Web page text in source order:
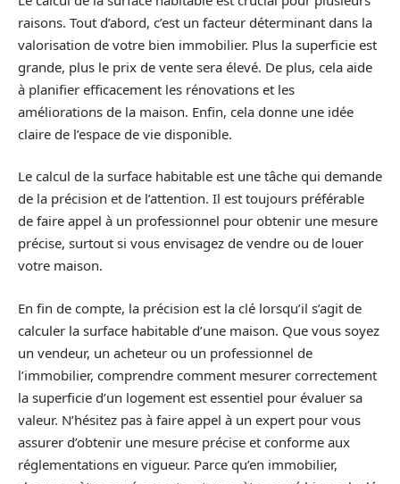
raisons. Tout d’abord, c’est un facteur déterminant dans la
valorisation de votre bien immobilier. Plus la superficie est
grande, plus le prix de vente sera élevé. De plus, cela aide
à planifier efficacement les rénovations et les
améliorations de la maison. Enfin, cela donne une idée
claire de l’espace de vie disponible.
Le calcul de la surface habitable est une tâche qui demande
de la précision et de l’attention. Il est toujours préférable
de faire appel à un professionnel pour obtenir une mesure
précise, surtout si vous envisagez de vendre ou de louer
votre maison.
En fin de compte, la précision est la clé lorsqu’il s’agit de
calculer la surface habitable d’une maison. Que vous soyez
un vendeur, un acheteur ou un professionnel de
l’immobilier, comprendre comment mesurer correctement
la superficie d’un logement est essentiel pour évaluer sa
valeur. N’hésitez pas à faire appel à un expert pour vous
assurer d’obtenir une mesure précise et conforme aux
réglementations en vigueur. Parce qu’en immobilier,